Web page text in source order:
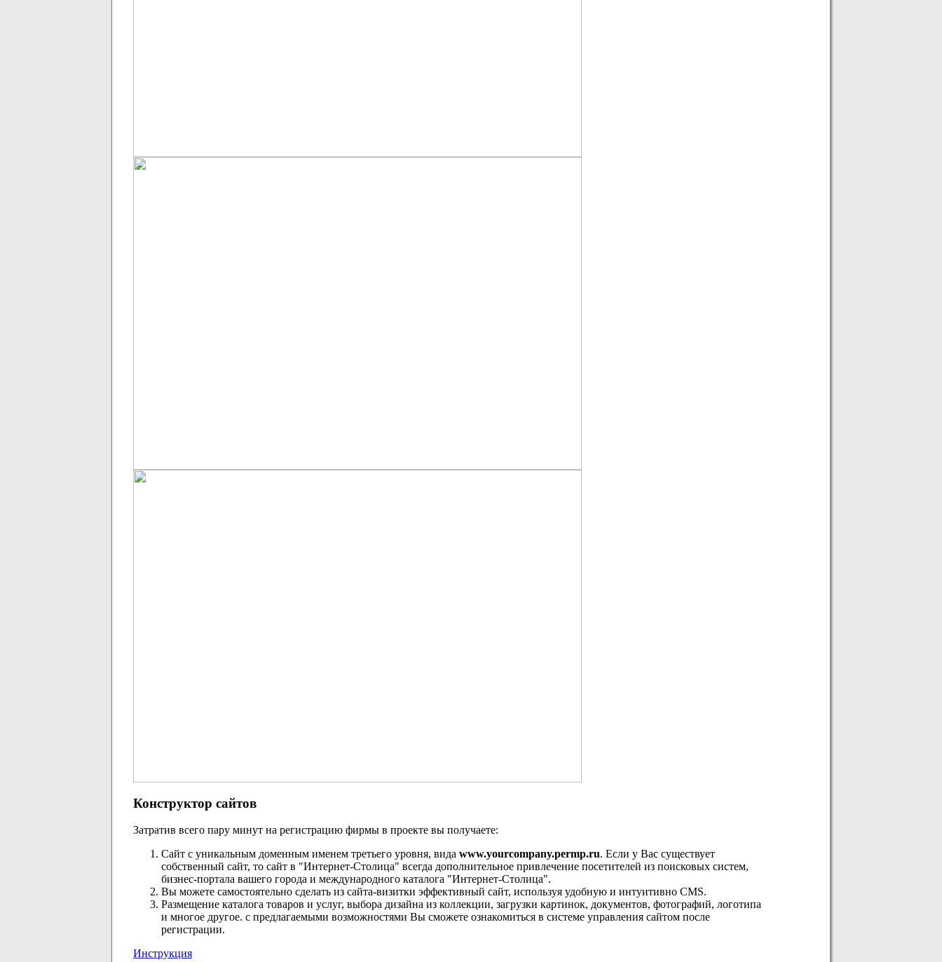
Конструктор сайтов
Затратив всего пару минут на регистрацию фирмы в проекте вы получаете:
Сайт с уникальным доменным именем третьего уровня, вида www.yourcompany.permp.ru. Если у Вас существует
собственный сайт, то сайт в "Интернет-Столица" всегда дополнительное привлечение посетителей из поисковых систем,
бизнес-портала вашего города и международного каталога "Интернет-Столица".
Вы можете самостоятельно сделать из сайта-визитки эффективный сайт, используя удобную и интуитивно CMS.
Размещение каталога товаров и услуг, выбора дизайна из коллекции, загрузки картинок, документов, фотографий, логотипа
и многое другое. с предлагаемыми возможностями Вы сможете ознакомиться в системе управления сайтом после
регистрации.
Инструкция